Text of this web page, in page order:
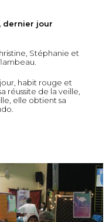
dernier jour
Stéphanie et
habit rouge et
réussite de la veille,
elle obtient sa